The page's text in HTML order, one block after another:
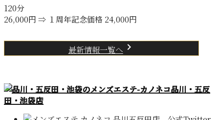
120分
26,000円 ⇒ １周年記念価格 24,000円
最新情報一覧へ chevron_right